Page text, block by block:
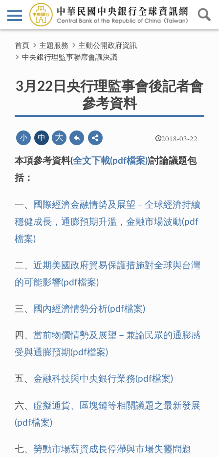
首頁 主題服務
主動公開政府資訊
中央銀行理監事聯席會議決議
3月22日央行理監事會後記者會
參考資料
2018-03-22
小 中 大
本項參考資料(全文下載(pdf檔案))討論議題包
括：
一、
國際經濟金融情勢及展望－全球經濟持續
穩健成長，通膨預期升溫，金融市場波動(pdf
檔案)
二、 近期美國政府貿易保護措施對全球與台灣
的可能影響(pdf檔案)
三、 國內經濟情勢分析(pdf檔案)
四、 當前物價情勢及展望－兼論民眾的通膨感
受與通膨預期(pdf檔案)
五、 金融科技與中央銀行業務(pdf檔案)
六、
虛擬通貨、區塊鏈等相關議題之最新發展
(pdf檔案)
七、 勞動市場薪資成長停滯與市場失靈問題